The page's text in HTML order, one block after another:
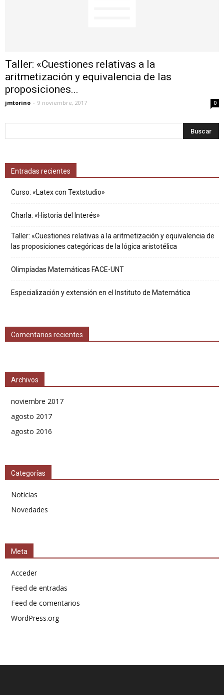
Taller: «Cuestiones relativas a la
aritmetización y equivalencia de las
proposiciones...
jmtorino - 9 noviembre, 2017 0
Entradas recientes
Curso: «Latex con Textstudio»
Charla: «Historia del Interés»
Taller: «Cuestiones relativas a la aritmetización y equivalencia de
las proposiciones categóricas de la lógica aristotélica
Olimpíadas Matemáticas FACE-UNT
Especialización y extensión en el Instituto de Matemática
Comentarios recientes
Archivos
noviembre 2017
agosto 2017
agosto 2016
Categorías
Noticias
Novedades
Meta
Acceder
Feed de entradas
Feed de comentarios
WordPress.org